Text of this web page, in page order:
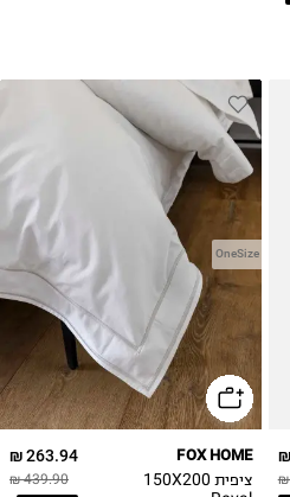
OneSize
263.94 ₪
439.90 ₪
FOX HOME
ציפית 150X200